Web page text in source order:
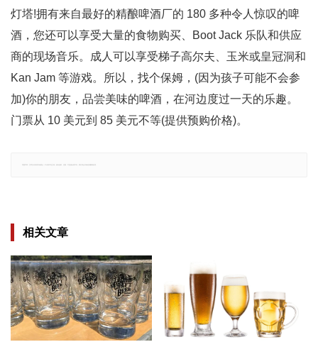
灯塔!拥有来自最好的精酿啤酒厂的 180 多种令人惊叹的啤
酒，您还可以享受大量的食物购买、Boot Jack 乐队和供应
商的现场音乐。成人可以享受梯子高尔夫、玉米或皇冠洞和
Kan Jam 等游戏。所以，找个保姆，(因为孩子可能不会参
加)你的朋友，品尝美味的啤酒，在河边度过一天的乐趣。
门票从 10 美元到 85 美元不等(提供预购价格)。
相关文章